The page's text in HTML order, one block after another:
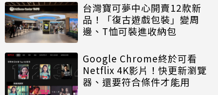
台灣寶可夢中心開賣12款新
品！「復古遊戲包裝」變周
邊、T恤可裝進收納包
Google Chrome終於可看
Netflix 4K影片！快更新瀏覽
器、還要符合條件才能用